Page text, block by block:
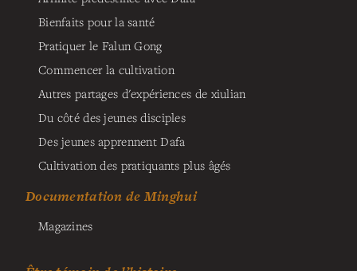
Bienfaits pour la santé
Pratiquer le Falun Gong
Commencer la cultivation
Autres partages d'expériences de xiulian
Du côté des jeunes disciples
Des jeunes apprennent Dafa
Cultivation des pratiquants plus âgés
Documentation de Minghui
Magazines